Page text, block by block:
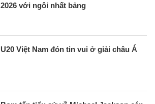
2026 với ngôi nhất bảng
U20 Việt Nam đón tin vui ở giải châu Á